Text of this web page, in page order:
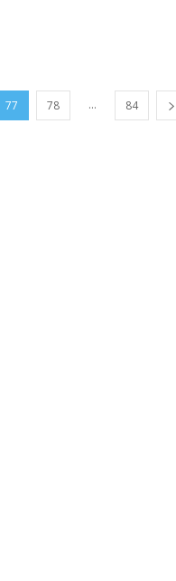
77 78 ... 84